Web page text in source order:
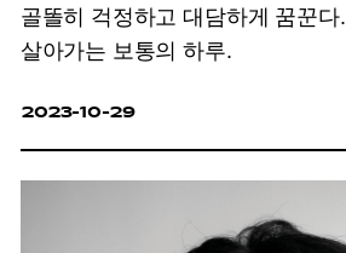
골똘히 걱정하고 대담하게 꿈꾼다.
살아가는 보통의 하루.
2023-10-29